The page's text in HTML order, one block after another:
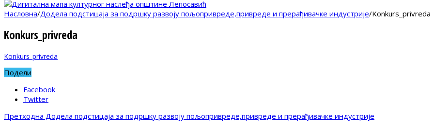
Насловна/Додела подстицаја за подршку развоју пољопривреде,привреде и прерађивачке индустрије/Konkurs_privreda
Konkurs_privreda
Konkurs_privreda
Подели
Facebook
Twitter
Претходна Додела подстицаја за подршку развоју пољопривреде,привреде и прерађивачке индустрије